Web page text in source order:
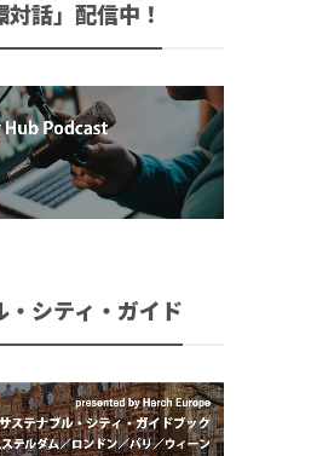
話」配信中！
・シティ・ガイド